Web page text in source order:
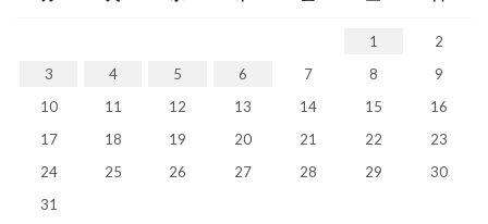
1
2
3
4 5 6 7 8
9
10
11 12 13 14 15
16
17
18 19 20 21 22
23
24
25 26 27 28 29
30
31